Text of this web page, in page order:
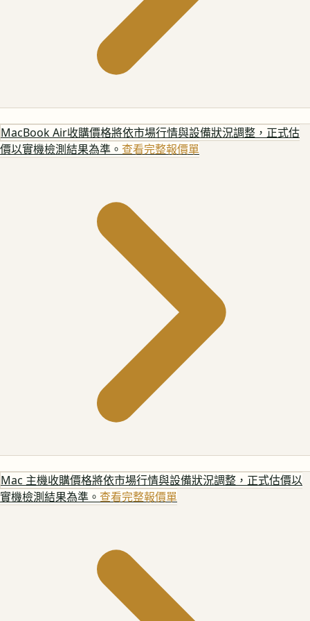
MacBook Air收購價格將依市場行情與設備狀況調整，正式估
價以實機檢測結果為準。 查看完整報價單
Mac 主機收購價格將依市場行情與設備狀況調整，正式估價以
實機檢測結果為準。 查看完整報價單